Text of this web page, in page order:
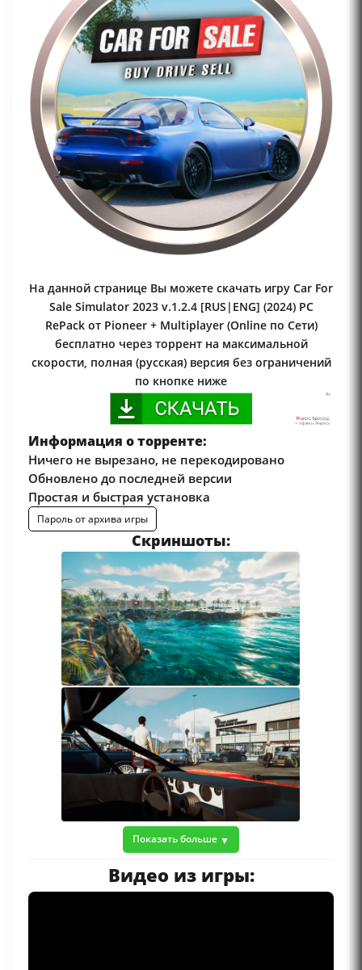
На данной странице Вы можете скачать игру Car For
Sale Simulator 2023 v.1.2.4 [RUS|ENG] (2024) PC
RePack от Pioneer + Multiplayer (Online по Сети)
бесплатно через торрент на максимальной
скорости, полная (русская) версия без ограничений
по кнопке ниже
Информация о торренте:
Ничего не вырезано, не перекодировано
Обновлено до последней версии
Простая и быстрая установка
Пароль от архива игры
Скриншоты:
Показать больше
Видео из игры: